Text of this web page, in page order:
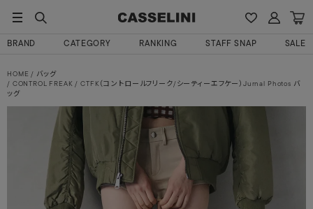
BRAND CATEGORY RANKING STAFF SNAP SALE
HOME
バッグ
CONTROL FREAK / CTFK（コントロールフリーク/シーティーエフケー）Jurnal Photos バ
ッグ